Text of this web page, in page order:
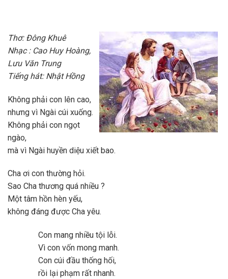
Thơ: Đông Khuê
Nhạc : Cao Huy Hoàng,
Lưu Văn Trung
Tiếng hát: Nhật Hồng
Không phải con lên cao,
nhưng vì Ngài cúi xuống.
Không phải con ngọt
ngào,
mà vì Ngài huyền diệu xiết bao.
Cha ơi con thường hỏi.
Sao Cha thương quá nhiều ?
Một tâm hồn hèn yếu,
không đáng được Cha yêu.
Con mang nhiều tội lỗi.
Vì con vốn mong manh.
Con cúi đầu thống hối,
rồi lại phạm rất nhanh.